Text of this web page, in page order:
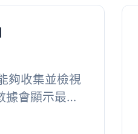
夠收集並檢視
會顯示最常
址、網頁瀏覽